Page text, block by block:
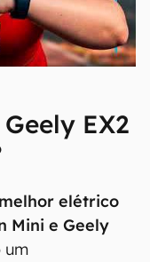
EX2
elétrico
Mini e Geely
um